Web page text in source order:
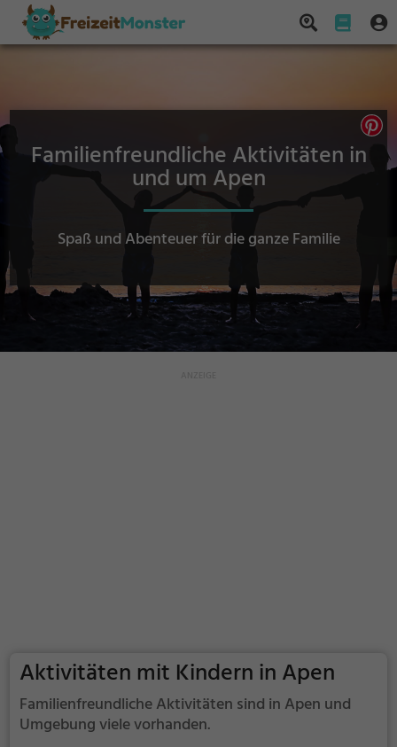
Familienfreundliche Aktivitäten in
und um Apen
Spaß und Abenteuer für die ganze Familie
Aktivitäten mit Kindern in Apen
Familienfreundliche Aktivitäten sind in Apen und
Umgebung viele vorhanden.